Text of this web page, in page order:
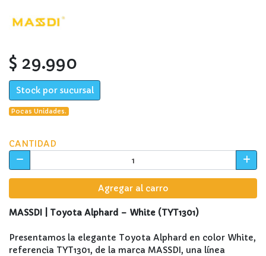
$ 29.990
Stock por sucursal
Pocas Unidades.
CANTIDAD
Agregar al carro
MASSDI | Toyota Alphard – White (TYT1301)
Presentamos la elegante Toyota Alphard en color White,
referencia TYT1301, de la marca MASSDI, una línea